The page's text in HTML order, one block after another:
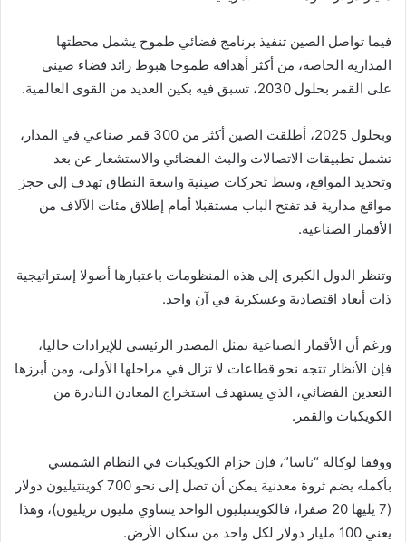
فيما تواصل الصين تنفيذ برنامج فضائي طموح يشمل محطتها
المدارية الخاصة، من أكثر أهدافه طموحا هبوط رائد فضاء صيني
على القمر بحلول 2030، تسبق فيه بكين العديد من القوى العالمية.
وبحلول 2025، أطلقت الصين أكثر من 300 قمر صناعي في المدار،
تشمل تطبيقات الاتصالات والبث الفضائي والاستشعار عن بعد
وتحديد المواقع، وسط تحركات صينية واسعة النطاق تهدف إلى حجز
مواقع مدارية قد تفتح الباب مستقبلا أمام إطلاق مئات الآلاف من
الأقمار الصناعية.
وتنظر الدول الكبرى إلى هذه المنظومات باعتبارها أصولا إستراتيجية
ذات أبعاد اقتصادية وعسكرية في آن واحد.
ورغم أن الأقمار الصناعية تمثل المصدر الرئيسي للإيرادات حاليا،
فإن الأنظار تتجه نحو قطاعات لا تزال في مراحلها الأولى، ومن أبرزها
التعدين الفضائي، الذي يستهدف استخراج المعادن النادرة من
الكويكبات والقمر.
ووفقا لوكالة “ناسا”، فإن حزام الكويكبات في النظام الشمسي
بأكمله يضم ثروة معدنية يمكن أن تصل إلى نحو 700 كوينتيليون دولار
(7 يليها 20 صفرا، فالكوينتيليون الواحد يساوي مليون تريليون)، وهذا
يعني 100 مليار دولار لكل واحد من سكان الأرض.